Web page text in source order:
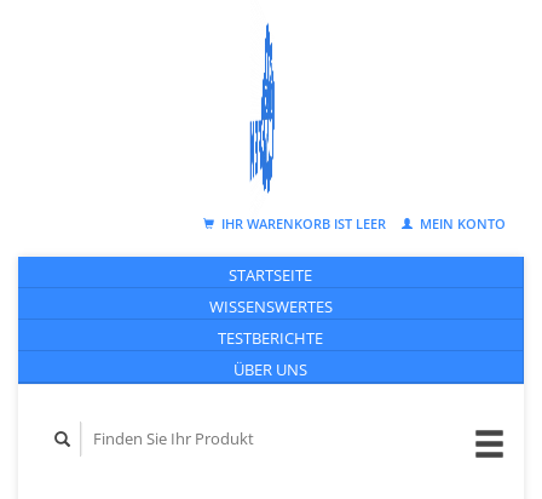
IHR WARENKORB IST LEER MEIN KONTO
STARTSEITE
WISSENSWERTES
TESTBERICHTE
ÜBER UNS